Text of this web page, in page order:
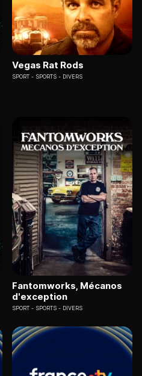
Vegas Rat Rods
SPORT SPORTS - DIVERS
Fantomworks, Mécanos
d'exception
SPORT SPORTS - DIVERS